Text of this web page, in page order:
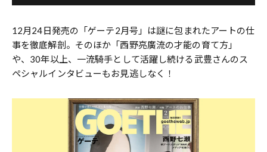
12月24日発売の「ゲーテ2月号」は謎に包まれたアートの仕
事を徹底解剖。そのほか「西野亮廣流の才能の育て方」
や、30年以上、一流騎手として活躍し続ける武豊さんのス
ペシャルインタビューもお見逃しなく！